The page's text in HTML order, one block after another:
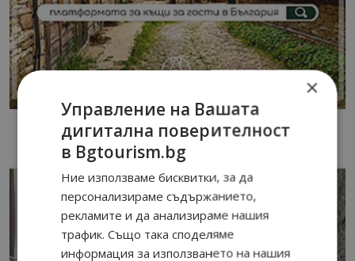
×
Управление на Вашата
дигитална поверителност
в Bgtourism.bg
Ние използваме бисквитки, за да
персонализираме съдържанието,
рекламите и да анализираме нашия
трафик. Също така споделяме
информация за използването на нашия